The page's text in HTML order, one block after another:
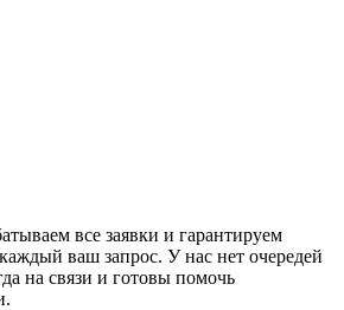
все заявки и гарантируем
ваш запрос. У нас нет очередей
на связи и готовы помочь